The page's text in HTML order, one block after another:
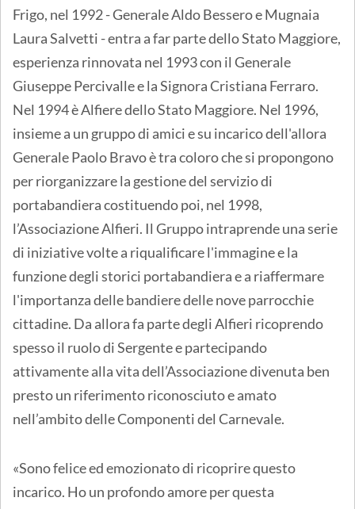
Frigo, nel 1992 - Generale Aldo Bessero e Mugnaia
Laura Salvetti - entra a far parte dello Stato Maggiore,
esperienza rinnovata nel 1993 con il Generale
Giuseppe Percivalle e la Signora Cristiana Ferraro.
Nel 1994 è Alfiere dello Stato Maggiore. Nel 1996,
insieme a un gruppo di amici e su incarico dell'allora
Generale Paolo Bravo è tra coloro che si propongono
per riorganizzare la gestione del servizio di
portabandiera costituendo poi, nel 1998,
l’Associazione Alfieri. Il Gruppo intraprende una serie
di iniziative volte a riqualificare l'immagine e la
funzione degli storici portabandiera e a riaffermare
l'importanza delle bandiere delle nove parrocchie
cittadine. Da allora fa parte degli Alfieri ricoprendo
spesso il ruolo di Sergente e partecipando
attivamente alla vita dell’Associazione divenuta ben
presto un riferimento riconosciuto e amato
nell’ambito delle Componenti del Carnevale.
«Sono felice ed emozionato di ricoprire questo
incarico. Ho un profondo amore per questa